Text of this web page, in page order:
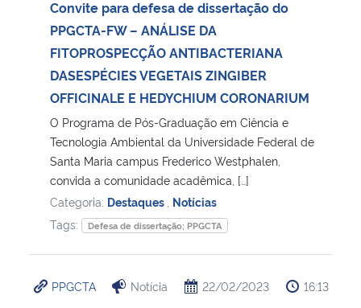
Convite para defesa de dissertação do
PPGCTA-FW – ANÁLISE DA
FITOPROSPECÇÃO ANTIBACTERIANA
DASESPÉCIES VEGETAIS ZINGIBER
OFFICINALE E HEDYCHIUM CORONARIUM
O Programa de Pós-Graduação em Ciência e
Tecnologia Ambiental da Universidade Federal de
Santa Maria campus Frederico Westphalen,
convida a comunidade acadêmica, […]
Categoria: Destaques Notícias
Tags:
Defesa de dissertação; PPGCTA
PPGCTA Notícia 22/02/2023 16:13